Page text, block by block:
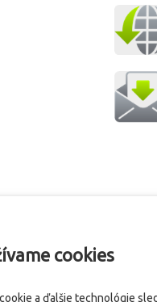
cookies
a ďalšie technológie